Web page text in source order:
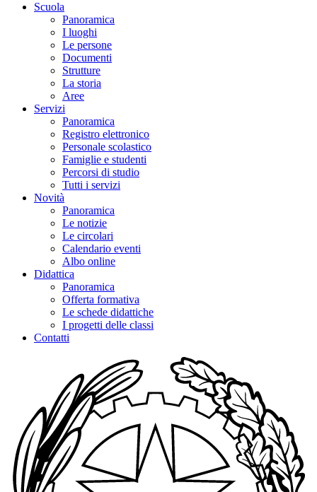
Scuola
Panoramica
I luoghi
Le persone
Documenti
Strutture
La storia
Aree
Servizi
Panoramica
Registro elettronico
Personale scolastico
Famiglie e studenti
Percorsi di studio
Tutti i servizi
Novità
Panoramica
Le notizie
Le circolari
Calendario eventi
Albo online
Didattica
Panoramica
Offerta formativa
Le schede didattiche
I progetti delle classi
Contatti